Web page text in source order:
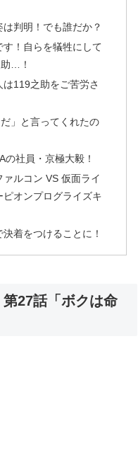
判明！でも誰だか？
！自らを犠牲にして
…！
119之助をご苦労さ
」と言ってくれたの
社員・京極大毅！
ルコン VS 仮面ライ
オンプログライズキ
着をつけることに！
第27話「ボクは命